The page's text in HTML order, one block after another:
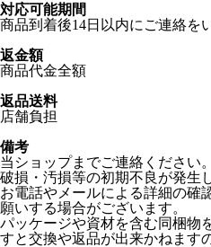
対応可能期間
商品到着後14日以内にご連絡を
返金額
商品代金全額
返品送料
店舗負担
備考
当ショップまでご連絡ください。
破損・汚損等の初期不良が発生
お電話やメールによる詳細の確
願いする場合がございます。
パッケージや資材を含む同梱物
すと交換や返品が出来かねます